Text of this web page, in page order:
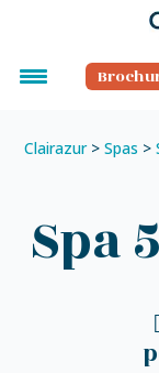
Clairazur>Spas >
Spa